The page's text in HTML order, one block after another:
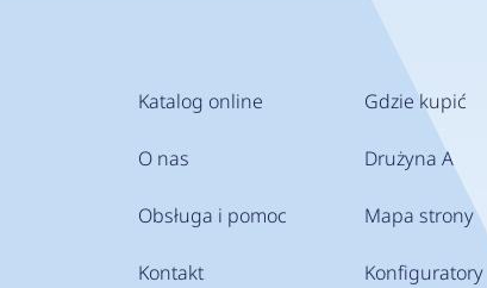
Katalog online
O nas
Obsługa i pomoc
Kontakt
Gdzie kupić
Drużyna A
Mapa strony
Konfiguratory